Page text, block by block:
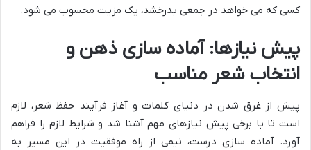
کسی که می خواهد در جمعی بدرخشد، یک مزیت محسوب می شود.
پیش نیازها: آماده سازی ذهن و
انتخاب شعر مناسب
پیش از غرق شدن در دنیای کلمات و آغاز فرآیند حفظ شعر، لازم
است تا با برخی پیش نیازهای مهم آشنا شد و شرایط لازم را فراهم
آورد. آماده سازی درست، نیمی از راه موفقیت در این مسیر به